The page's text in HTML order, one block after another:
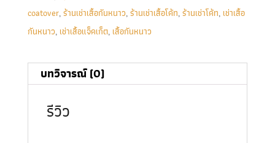
coatover,ร้านเช่าเสื้อกันหนาว,ร้านเช่าเสื้อโค้ท,ร้านเช่าโค้ท, เช่าเสื้อ
กันหนาว, เช่าเสื้อแจ็คเก็ต, เสื้อกันหนาว
บทวิจารณ์ (0)
รีวิว